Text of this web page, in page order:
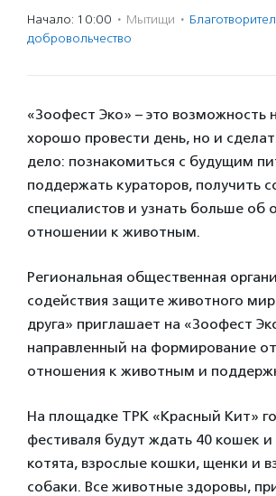
Начало: 10:00 · Мытищи ·
доброволь­чест­во
«Зоофест Эко» – это возможность
хорошо провести день, но и
дело: познакомиться с будущим
поддержать кураторов, получить
специалистов и узнать больше об
отношении к животным.
Региональная общественная
содействия защите животного
друга» приглашает на «Зоофест
направленный на формирование
отношения к животным и
На площадке ТРК «Красный Кит»
фестиваля будут ждать 40 кошек и
котята, взрослые кошки, щенки и
собаки. Все животные здоровы,